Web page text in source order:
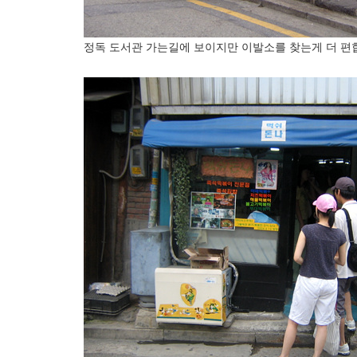
정독 도서관 가는길에 보이지만 이발소를 찾는게 더 편